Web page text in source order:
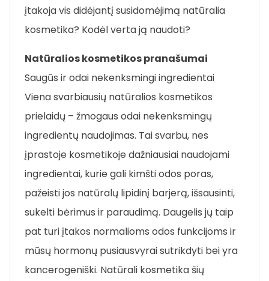
įtakoja vis didėjantį susidomėjimą natūralia
kosmetika? Kodėl verta ją naudoti?
Natūralios kosmetikos pranašumai
Saugūs ir odai nekenksmingi ingredientai
Viena svarbiausių natūralios kosmetikos
prielaidų – žmogaus odai nekenksmingų
ingredientų naudojimas. Tai svarbu, nes
įprastoje kosmetikoje dažniausiai naudojami
ingredientai, kurie gali kimšti odos poras,
pažeisti jos natūralų lipidinį barjerą, išsausinti,
sukelti bėrimus ir paraudimą. Daugelis jų taip
pat turi įtakos normalioms odos funkcijoms ir
mūsų hormonų pusiausvyrai sutrikdyti bei yra
kancerogeniški. Natūrali kosmetika šių